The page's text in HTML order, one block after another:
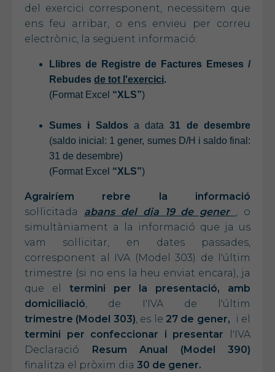
del exercici corresponent, necessitem que
ens feu arribar, o ens envieu per correu
electrònic, la següent informació:
Llibres de Registre de Factures Emeses /
Rebudes de tot l'exercici.
(Format Excel “XLS”)
Sumes i Saldos a data31 de desembre
(saldo inicial: 1 gener, sumes D/H i saldo final:
31 de desembre)
(Format Excel “XLS”)
Agrairíem rebre la informació
sol·licitada abans del dia 19 de gener , o
simultàniament a la informació que ja us
vam sol·licitar, en dates passades,
corresponent al IVA (Model 303) de l'últim
trimestre (si no ens la heu enviat encara), ja
que el termini per la presentació, amb
domiciliació, de I'IVA de l'últim
trimestre (Model 303), es le 27 de gener,
i el
termini per confeccionar i presentar l'IVA
Declaració Resum Anual (Model 390)
finalitza el pròxim dia 30 de gener.